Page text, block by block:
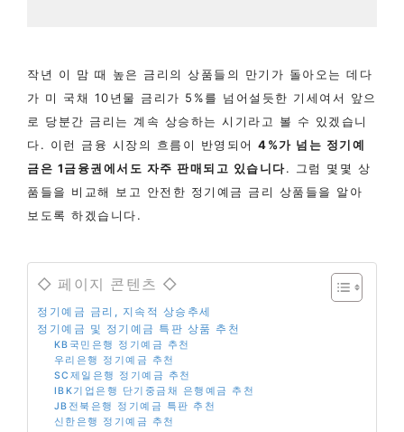
작년 이 맘 때 높은 금리의 상품들의 만기가 돌아오는 데다
가 미 국채 10년물 금리가 5%를 넘어설듯한 기세여서 앞으
로 당분간 금리는 계속 상승하는 시기라고 볼 수 있겠습니
다. 이런 금융 시장의 흐름이 반영되어 4%가 넘는 정기예
금은 1금융권에서도 자주 판매되고 있습니다. 그럼 몇몇 상
품들을 비교해 보고 안전한 정기예금 금리 상품들을 알아
보도록 하겠습니다.
◇ 페이지 콘텐츠 ◇
정기예금 금리, 지속적 상승추세
정기예금 및 정기예금 특판 상품 추천
KB국민은행 정기예금 추천
우리은행 정기예금 추천
SC제일은행 정기예금 추천
IBK기업은행 단기중금채 은행예금 추천
JB전북은행 정기예금 특판 추천
신한은행 정기예금 추천